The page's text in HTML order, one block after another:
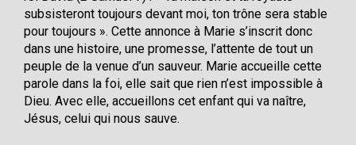
subsisteront toujours devant moi, ton trône sera stable
pour toujours ». Cette annonce à Marie s’inscrit donc
dans une histoire, une promesse, l’attente de tout un
peuple de la venue d’un sauveur. Marie accueille cette
parole dans la foi, elle sait que rien n’est impossible à
Dieu. Avec elle, accueillons cet enfant qui va naître,
Jésus, celui qui nous sauve.